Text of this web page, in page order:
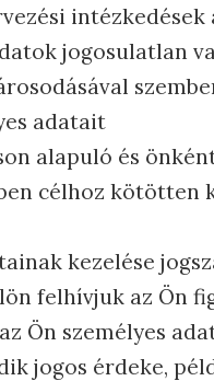
jogosulatlan
adatait
alapuló és
célhoz kötötten
kezelése
felhívjuk az Ön
Ön személyes
jogos érdeke,